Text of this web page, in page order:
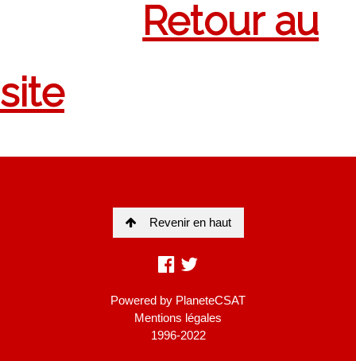
Revenir en haut
Powered by PlaneteCSAT
Mentions légales
1996-2022